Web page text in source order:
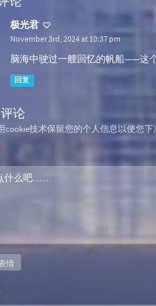
极光君
November 3rd, 2024 at 10:37 pm
脑海中驶过一艘回忆的帆船——这
回复
论
cookie技术保留您的个人信息以便您
情